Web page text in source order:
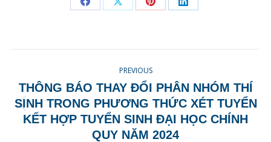
Share Share Share Share
NAVIGATION
PREVIOUS
Previous
post:
THÔNG BÁO THAY ĐỔI PHÂN NHÓM THÍ
SINH TRONG PHƯƠNG THỨC XÉT TUYỂN
KẾT HỢP TUYỂN SINH ĐẠI HỌC CHÍNH
QUY NĂM 2024